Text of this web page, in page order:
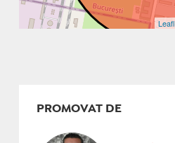
PROMOVAT DE